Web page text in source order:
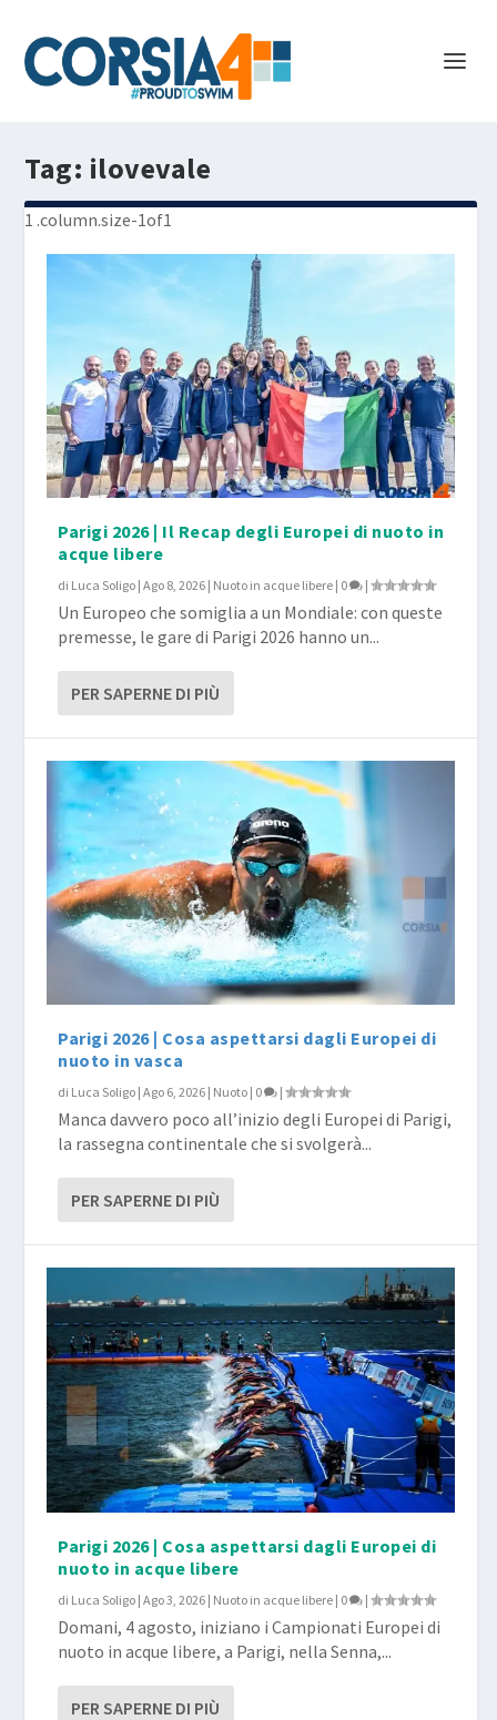
Tag: ilovevale
Parigi 2026 | Il Recap degli Europei di nuoto in
acque libere
di Luca Soligo |Ago 8, 2026 | Nuoto in acque libere | 0 |
Un Europeo che somiglia a un Mondiale: con queste
premesse, le gare di Parigi 2026 hanno un...
PER SAPERNE DI PIÙ
Parigi 2026 | Cosa aspettarsi dagli Europei di
nuoto in vasca
di Luca Soligo |Ago 6, 2026 | Nuoto | 0 |
Manca davvero poco all’inizio degli Europei di Parigi,
la rassegna continentale che si svolgerà...
PER SAPERNE DI PIÙ
Parigi 2026 | Cosa aspettarsi dagli Europei di
nuoto in acque libere
di Luca Soligo |Ago 3, 2026 | Nuoto in acque libere | 0 |
Domani, 4 agosto, iniziano i Campionati Europei di
nuoto in acque libere, a Parigi, nella Senna,...
PER SAPERNE DI PIÙ